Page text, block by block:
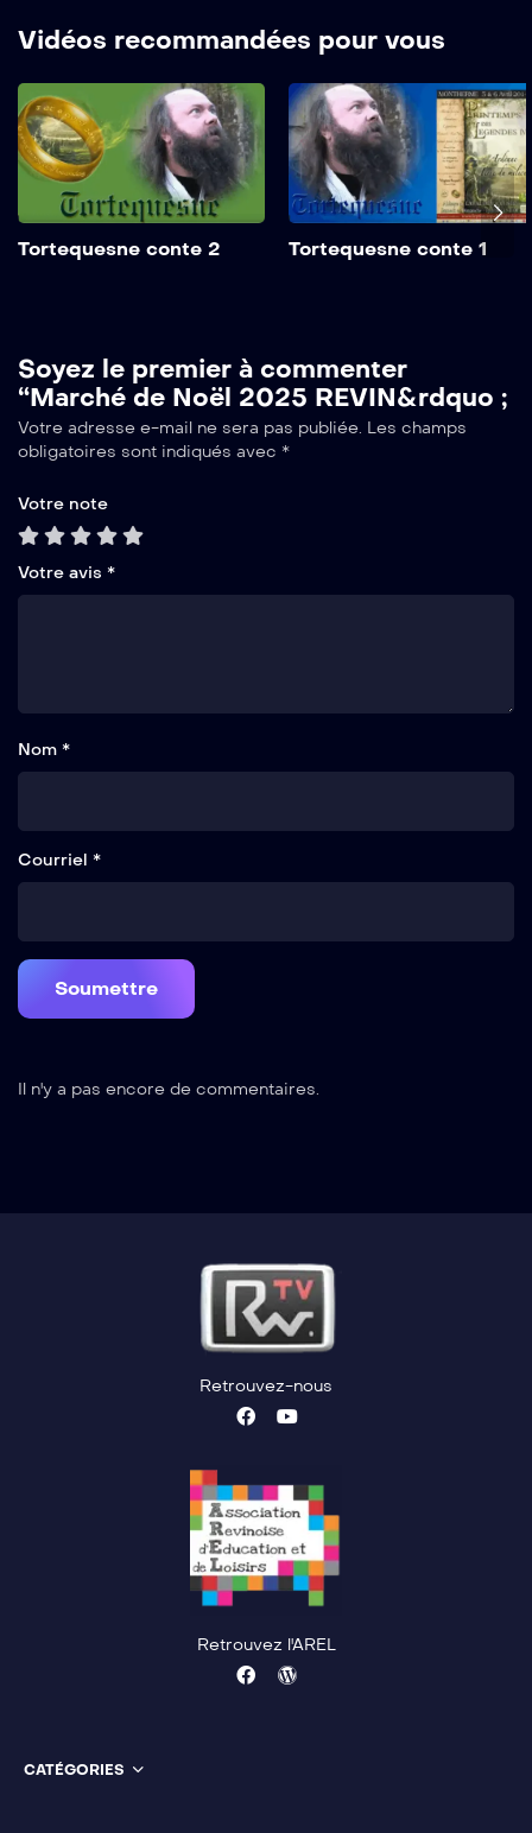
Vidéos recommandées pour vous
Tortequesne conte 2 Tortequesne conte 1
Soyez le premier à commenter
“Marché de Noël 2025 REVIN&rdquo ;
Votre adresse e-mail ne sera pas publiée. Les champs
obligatoires sont indiqués avec *
Votre note
Votre avis *
Nom *
Courriel *
Il n'y a pas encore de commentaires.
Retrouvez-nous
Retrouvez l'AREL
CATÉGORIES